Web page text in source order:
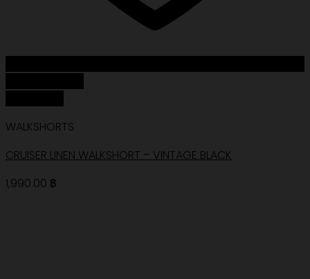
WALKSHORTS
CRUISER LINEN WALKSHORT – VINTAGE BLACK
1,990.00 ฿